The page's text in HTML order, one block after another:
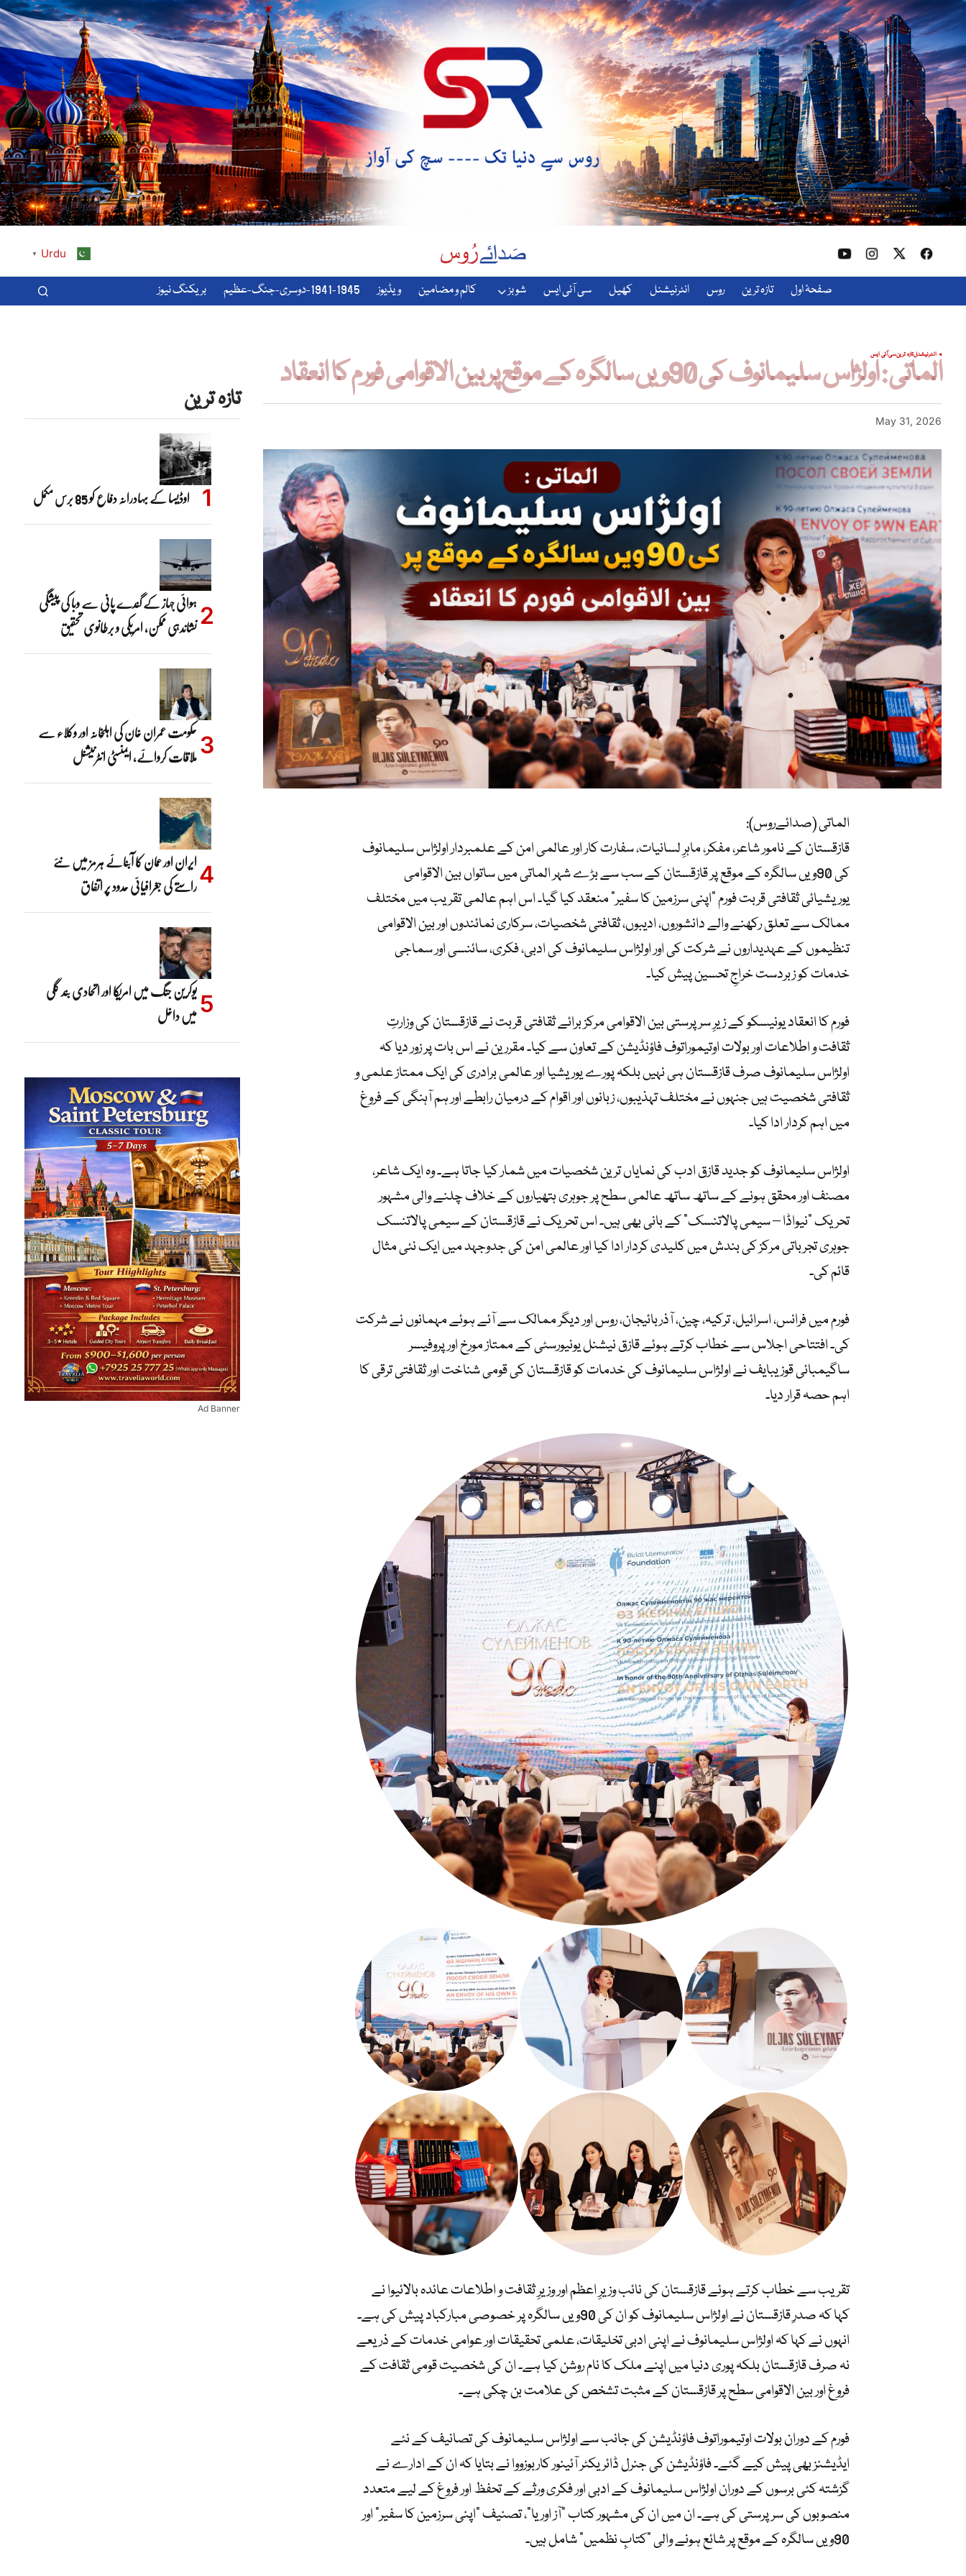
Urdu
▼
صفحۂ اول تازہ ترین روس انٹرنیشنل کھیل سی آئی ایس شوبز کالم و مضامین ویڈیوز 1941-1945-دوسری-جنگ-عظیم بریکنگ نیوز
انٹرنیشنلتازہ ترینسی آئی ایس
الماتی : اولژاس سلیمانوف کی 90ویں سالگرہ کے موقع پر بین الاقوامی فورم کا انعقاد
May 31, 2026
الماتی (صدائےروس):
قازقستان کے نامور شاعر، مفکر، ماہرِ لسانیات، سفارت کار اور عالمی امن کے علمبردار اولژاس سلیمانوف
کی 90ویں سالگرہ کے موقع پر قازقستان کے سب سے بڑے شہر الماتی میں ساتواں بین الاقوامی
یوریشیائی ثقافتی قربت فورم “اپنی سرزمین کا سفیر” منعقد کیا گیا۔ اس اہم عالمی تقریب میں مختلف
ممالک سے تعلق رکھنے والے دانشوروں، ادیبوں، ثقافتی شخصیات، سرکاری نمائندوں اور بین الاقوامی
تنظیموں کے عہدیداروں نے شرکت کی اور اولژاس سلیمانوف کی ادبی، فکری، سائنسی اور سماجی
خدمات کو زبردست خراجِ تحسین پیش کیا۔
فورم کا انعقاد یونیسکو کے زیرِ سرپرستی بین الاقوامی مرکز برائے ثقافتی قربت نے قازقستان کی وزارتِ
ثقافت و اطلاعات اور بولات اوتیموراتوف فاؤنڈیشن کے تعاون سے کیا۔ مقررین نے اس بات پر زور دیا کہ
اولژاس سلیمانوف صرف قازقستان ہی نہیں بلکہ پورے یوریشیا اور عالمی برادری کی ایک ممتاز علمی و
ثقافتی شخصیت ہیں جنہوں نے مختلف تہذیبوں، زبانوں اور اقوام کے درمیان رابطے اور ہم آہنگی کے فروغ
میں اہم کردار ادا کیا۔
اولژاس سلیمانوف کو جدید قازق ادب کی نمایاں ترین شخصیات میں شمار کیا جاتا ہے۔ وہ ایک شاعر،
مصنف اور محقق ہونے کے ساتھ ساتھ عالمی سطح پر جوہری ہتھیاروں کے خلاف چلنے والی مشہور
تحریک “نیواڈا – سیمی پالاتنسک” کے بانی بھی ہیں۔ اس تحریک نے قازقستان کے سیمی پالاتنسک
جوہری تجرباتی مرکز کی بندش میں کلیدی کردار ادا کیا اور عالمی امن کی جدوجہد میں ایک نئی مثال
قائم کی۔
فورم میں فرانس، اسرائیل، ترکیہ، چین، آذربائیجان، روس اور دیگر ممالک سے آئے ہوئے مہمانوں نے شرکت
کی۔ افتتاحی اجلاس سے خطاب کرتے ہوئے قازق نیشنل یونیورسٹی کے ممتاز مورخ اور پروفیسر
ساگیمبائی قوزیبایف نے اولژاس سلیمانوف کی خدمات کو قازقستان کی قومی شناخت اور ثقافتی ترقی کا
اہم حصہ قرار دیا۔
تقریب سے خطاب کرتے ہوئے قازقستان کی نائب وزیرِ اعظم اور وزیرِ ثقافت و اطلاعات عائدہ بالائیوا نے
کہا کہ صدرِ قازقستان نے اولژاس سلیمانوف کو ان کی 90ویں سالگرہ پر خصوصی مبارکباد پیش کی ہے۔
انہوں نے کہا کہ اولژاس سلیمانوف نے اپنی ادبی تخلیقات، علمی تحقیقات اور عوامی خدمات کے ذریعے
نہ صرف قازقستان بلکہ پوری دنیا میں اپنے ملک کا نام روشن کیا ہے۔ ان کی شخصیت قومی ثقافت کے
فروغ اور بین الاقوامی سطح پر قازقستان کے مثبت تشخص کی علامت بن چکی ہے۔
فورم کے دوران بولات اوتیموراتوف فاؤنڈیشن کی جانب سے اولژاس سلیمانوف کی تصانیف کے نئے
ایڈیشنز بھی پیش کیے گئے۔ فاؤنڈیشن کی جنرل ڈائریکٹر آئینور کاربوزووا نے بتایا کہ ان کے ادارے نے
گزشتہ کئی برسوں کے دوران اولژاس سلیمانوف کے ادبی اور فکری ورثے کے تحفظ اور فروغ کے لیے متعدد
منصوبوں کی سرپرستی کی ہے۔ ان میں ان کی مشہور کتاب “آز اور یا”، تصنیف “اپنی سرزمین کا سفیر” اور
90ویں سالگرہ کے موقع پر شائع ہونے والی “کتابِ نظمیں” شامل ہیں۔
تازہ ترین
اوڈیسا کے بہادرانہ دفاع کو 85 برس مکمل
ہوائی جہاز کے گندے پانی سے وبا کی پیشگی
نشاندہی ممکن، امریکی و برطانوی تحقیق
حکومت عمران خان کی اہلِخانہ اور وکلاء سے
ملاقات کروائے، ایمنسٹی انٹرنیشنل
ایران اور عمان کا آبنائے ہرمز میں نئے
راستے کی جغرافیائی حدود پر اتفاق
یوکرین جنگ میں امریکا اور اتحادی بند گلی
میں داخل
Ad Banner